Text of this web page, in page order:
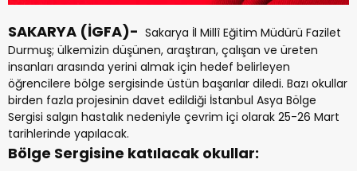
SAKARYA (İGFA)- Sakarya İl Millî Eğitim Müdürü Fazilet
Durmuş; ülkemizin düşünen, araştıran, çalışan ve üreten
insanları arasında yerini almak için hedef belirleyen
öğrencilere bölge sergisinde üstün başarılar diledi. Bazı okullar
birden fazla projesinin davet edildiği İstanbul Asya Bölge
Sergisi salgın hastalık nedeniyle çevrim içi olarak 25-26 Mart
tarihlerinde yapılacak.
Bölge Sergisine katılacak okullar: